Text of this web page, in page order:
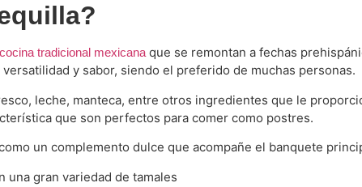
cocina tradicional mexicanaque se remontan a fechas
y sabor, siendo el preferido de muchas personas.
leche, manteca, entre otros ingredientes que le
que son perfectos para comer como postres.
un complemento dulce que acompañe el banquete